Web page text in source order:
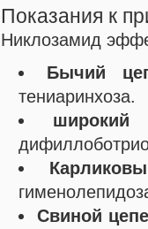
Показания к
Никлозамид
Бычий
тениаринхоза.
широкий
Свиной